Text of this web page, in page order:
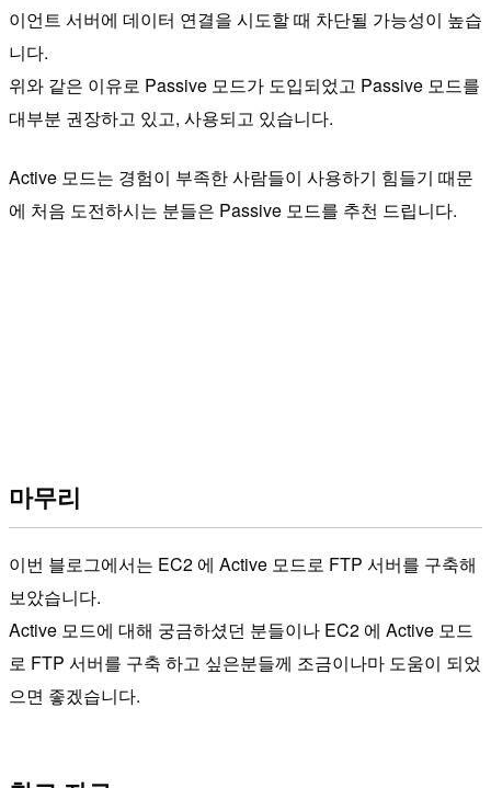
이언트 서버에 데이터 연결을 시도할 때 차단될 가능성이 높습
니다.
위와 같은 이유로 Passive 모드가 도입되었고 Passive 모드를
대부분 권장하고 있고, 사용되고 있습니다.
Active 모드는 경험이 부족한 사람들이 사용하기 힘들기 때문
에 처음 도전하시는 분들은 Passive 모드를 추천 드립니다.
마무리
이번 블로그에서는 EC2 에 Active 모드로 FTP 서버를 구축해
보았습니다.
Active 모드에 대해 궁금하셨던 분들이나 EC2 에 Active 모드
로 FTP 서버를 구축 하고 싶은분들께 조금이나마 도움이 되었
으면 좋겠습니다.